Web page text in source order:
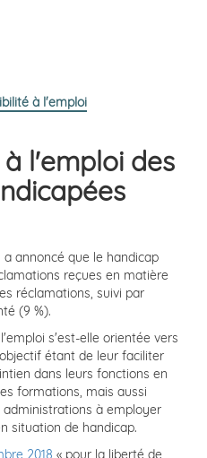
à l'emploi
l'emploi des
annoncé que le handicap
reçues en matière
réclamations, suivi par
(9 %).
s'est-elle orientée vers
étant de leur faciliter
dans leurs fonctions en
formations, mais aussi
à employer
situation de handicap.